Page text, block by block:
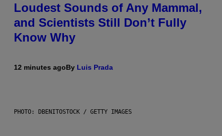
Loudest Sounds of Any Mammal,
and Scientists Still Don’t Fully
Know Why
12 minutes agoBy Luis Prada
PHOTO: DBENITOSTOCK / GETTY IMAGES